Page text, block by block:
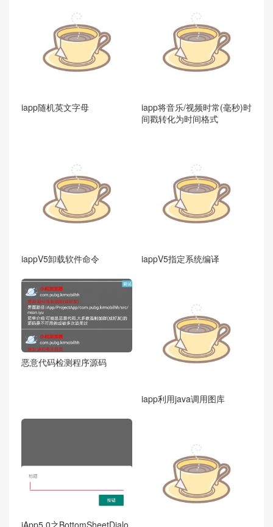
iapp随机英文字母
iapp将音乐/视频时常(毫秒)时
间戳转化为时间格式
iappV5卸载软件命令 iappV5指定系统编译
恶意代码检测程序源码
iapp利用java调用图库